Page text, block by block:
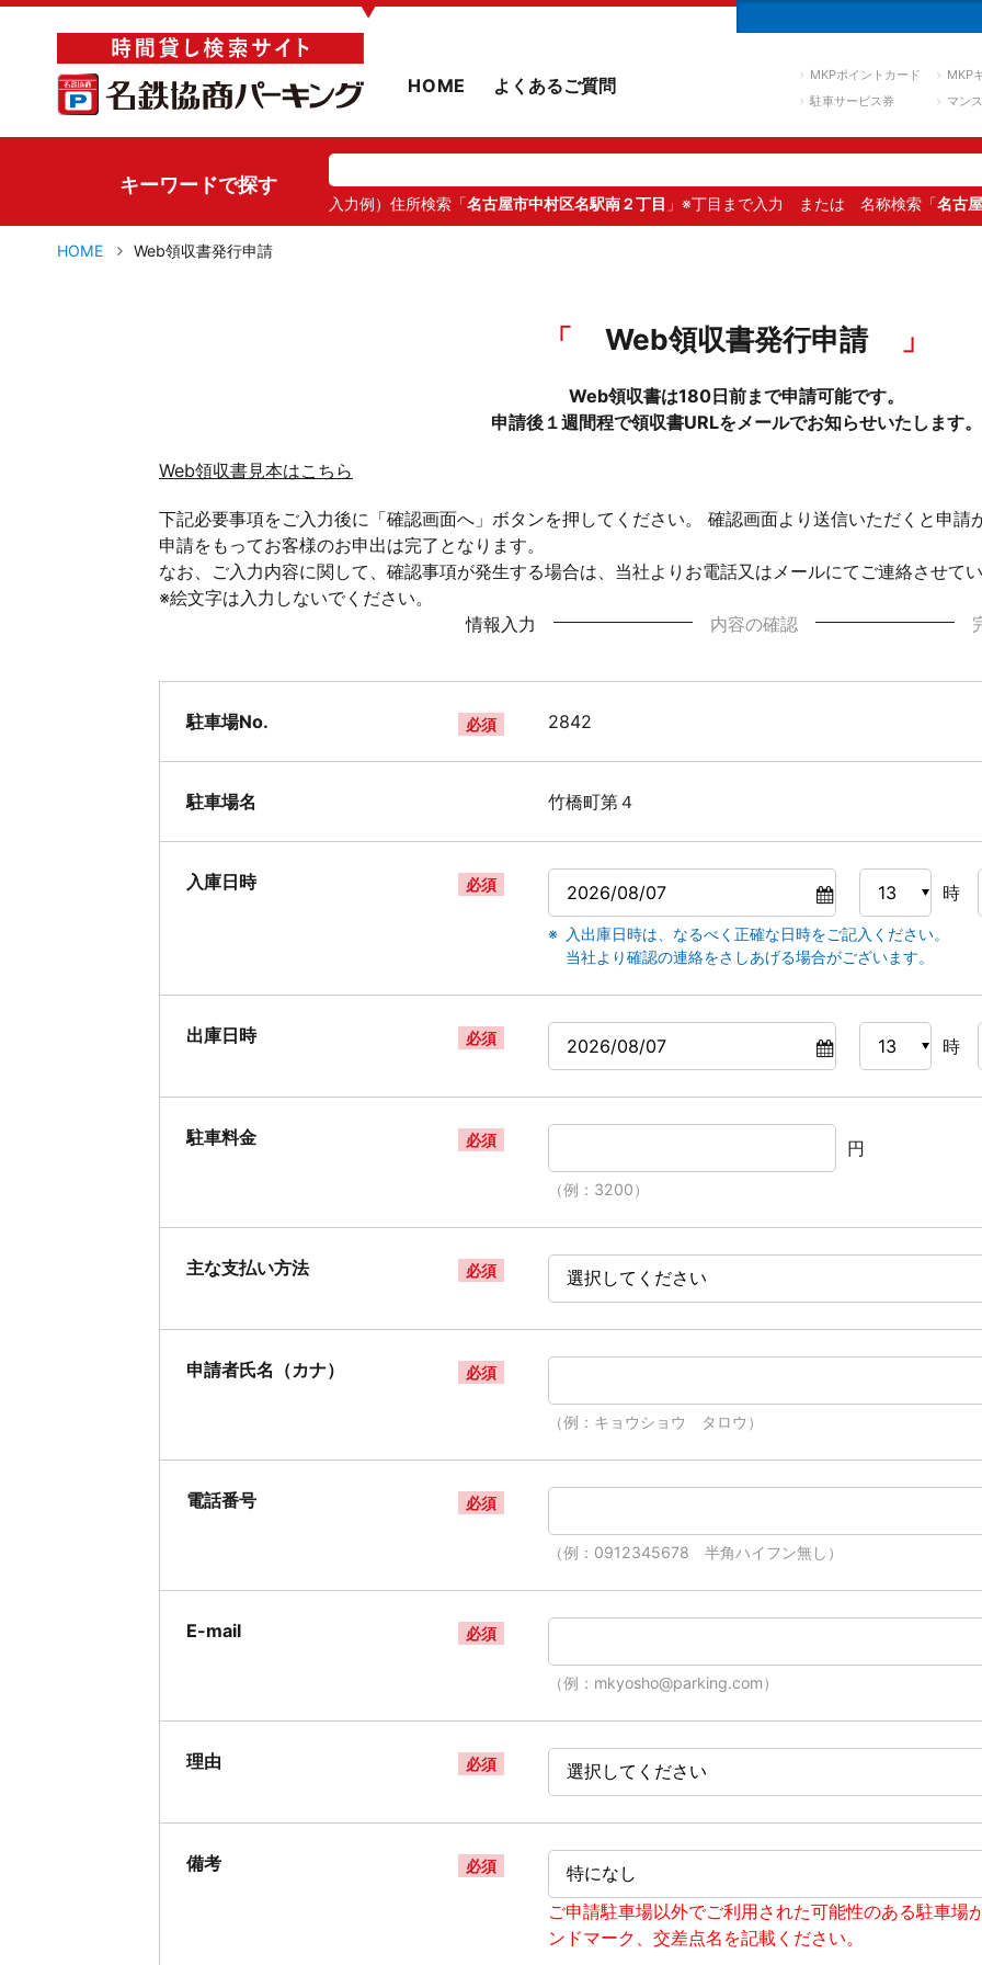
▼
HOME よくあるご質問 MKPポイントカード
MKP
駐車サービス券
マン
キーワードで探す
入力例）住所検索「名古屋市中村区名駅南２丁目 」※丁目まで入力 または 名称検索「名古
HOME Web領収書発行申請
Web領収書発行申請
Web領収書は180日前まで申請可能です。
申請後１週間程で領収書URLをメールでお知らせいたします。
Web領収書見本はこちら
下記必要事項をご入力後に「確認画面へ」ボタンを押してください。 確認画面より送信いただくと申請
申請をもってお客様のお申出は完了となります。
なお、ご入力内容に関して、確認事項が発生する場合は、当社よりお電話又はメールにてご連絡させて
※絵文字は入力しないでください。
情報入力
内容の確認
駐車場No. 必須 2842
駐車場名 竹橋町第４
入庫日時 必須 時
入出庫日時は、なるべく正確な日時をご記入ください。
当社より確認の連絡をさしあげる場合がございます。
出庫日時 必須 時
駐車料金 必須 円
（例：3200）
主な支払い方法 必須
申請者氏名（カナ） 必須
（例：キョウショウ タロウ）
電話番号 必須
（例：0912345678 半角ハイフン無し）
E-mail 必須
（例：mkyosho@parking.com）
理由 必須
備考 必須
ご申請駐車場以外でご利用された可能性のある駐車場
ンドマーク、交差点名を記載ください。